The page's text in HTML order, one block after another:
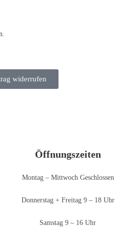
widerrufen
Öffnungszeiten
Montag – Mittwoch Geschlossen
Donnerstag + Freitag 9 – 18 Uhr
Samstag 9 – 16 Uhr